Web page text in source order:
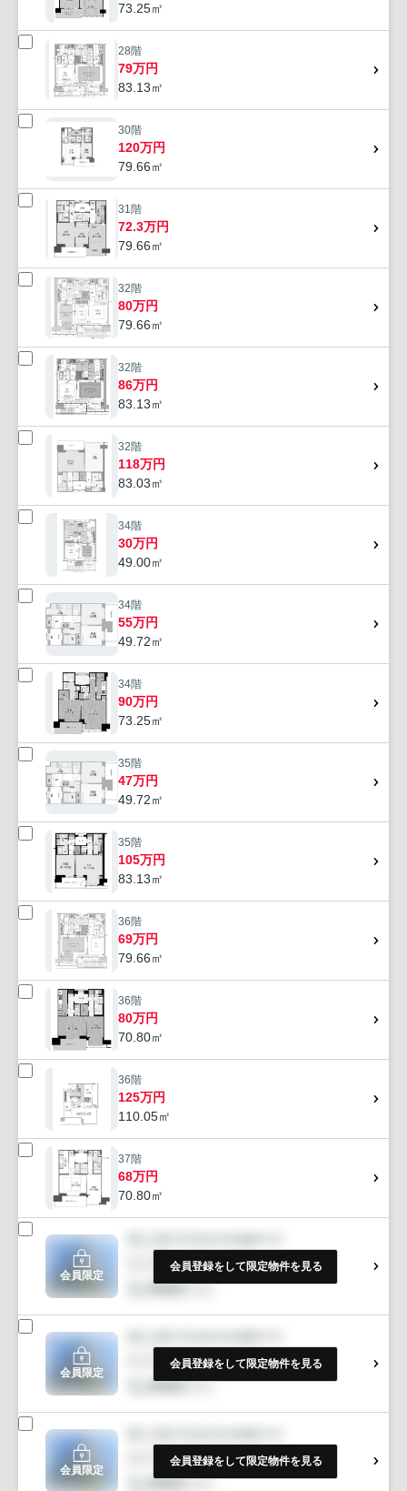
73.25㎡
28階
79万円
83.13㎡
30階
120万円
79.66㎡
31階
72.3万円
79.66㎡
32階
80万円
79.66㎡
32階
86万円
83.13㎡
32階
118万円
83.03㎡
34階
30万円
49.00㎡
34階
55万円
49.72㎡
34階
90万円
73.25㎡
35階
47万円
49.72㎡
35階
105万円
83.13㎡
36階
69万円
79.66㎡
36階
80万円
70.80㎡
36階
125万円
110.05㎡
37階
68万円
70.80㎡
会員限定
会員登録をして限定物件を見る
会員限定
会員登録をして限定物件を見る
会員限定
会員登録をして限定物件を見る